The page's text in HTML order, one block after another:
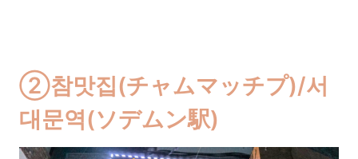
②참맛집(チャムマッチプ)/서
대문역(ソデムン駅)